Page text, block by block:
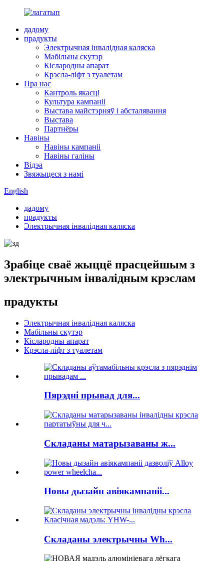
дадому
прадукты
Электрычная інвалідная каляска
Мабільны скутэр
Кіслародны апарат
Крэсла-ліфт з туалетам
Пра нас
Кантроль якасці
Культура кампаніі
Выстава майстэрняў і абсталявання
Выстава
Партнёры
Навіны
Навіны кампаніі
Навіны галіны
Відэа
Звяжыцеся з намі
English
дадому
прадукты
Электрычная інвалідная каляска
Зрабіце сваё жыццё прасцейшым з
электрычным інвалідным крэслам
прадукты
Электрычная інвалідная каляска
Мабільны скутэр
Кіслародны апарат
Крэсла-ліфт з туалетам
Пярэдні прывад для...
Складаны матарызаваны ж...
Новы дызайн авіякампаніі...
Складаны электрычны Wh...